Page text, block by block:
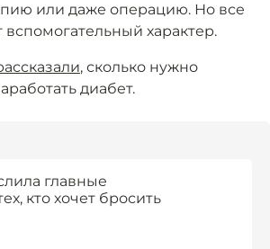
или даже операцию. Но все
характер.
, сколько нужно
диабет.
главные
кто хочет бросить